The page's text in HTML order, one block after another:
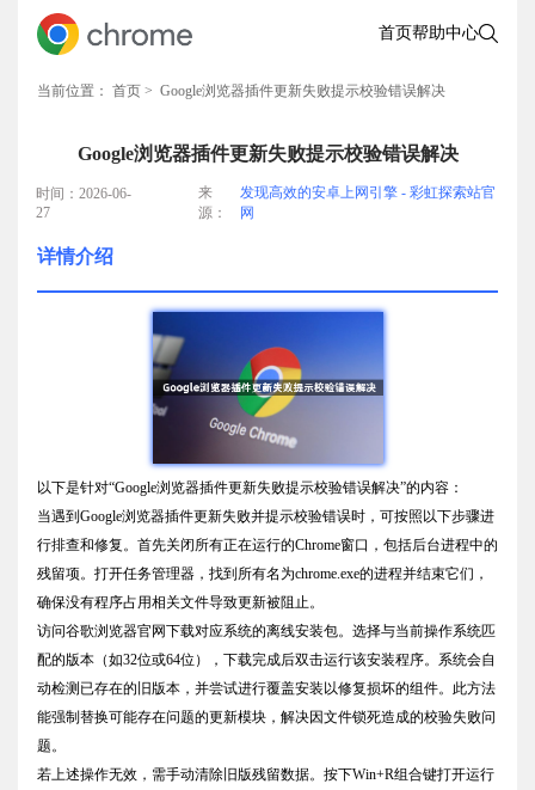
首页帮助中心
当前位置： 首页 > Google浏览器插件更新失败提示校验错误解决
Google浏览器插件更新失败提示校验错误解决
时间：2026-06-
27
来
源：
发现高效的安卓上网引擎 - 彩虹探索站官
网
详情介绍
以下是针对“Google浏览器插件更新失败提示校验错误解决”的内容：
当遇到Google浏览器插件更新失败并提示校验错误时，可按照以下步骤进
行排查和修复。首先关闭所有正在运行的Chrome窗口，包括后台进程中的
残留项。打开任务管理器，找到所有名为chrome.exe的进程并结束它们，
确保没有程序占用相关文件导致更新被阻止。
访问谷歌浏览器官网下载对应系统的离线安装包。选择与当前操作系统匹
配的版本（如32位或64位），下载完成后双击运行该安装程序。系统会自
动检测已存在的旧版本，并尝试进行覆盖安装以修复损坏的组件。此方法
能强制替换可能存在问题的更新模块，解决因文件锁死造成的校验失败问
题。
若上述操作无效，需手动清除旧版残留数据。按下Win+R组合键打开运行